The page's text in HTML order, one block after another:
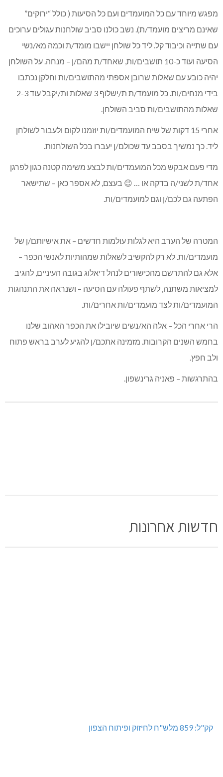
מפגש מיוחד עם כל המועמדים ועם כל הסיעות ( כולל “ירוקים”
שאינם מריצים מועמד/ת). נשב כולנו סביב שולחנות עגולים ערוכים
עם שתייה וכיבוד קל. ליד כל שולחן יישבו מומד/ת וכמה מא/נשי
הסיעה ועוד כ-10 תושבים/ות, שאחד/ת מהם/ן – מנחה. על השולחן
יהיה כובע עם שאלות שרובן אספתי מהתושבים/ות וחלקן נכתבו
בידי מנחים/ות. כל מועמד/ת ת/ישלוף 3 שאלות ות/יקבל עוד 2-3
שאלות מהתושבים/ות סביב השולחן.
אחרי 15 דקות של שיח המועמדים/ות יוזמנו לקום ולעבור לשולחן
ליד. כך נמשיך בסבב עד שכולם/ן יעברו בכל השולחנות.
מדי פעם אבקש מכל המועמדים/ות לבצע משימה קטנה כגון לפרגן
אחד/ת לשני/ה בדקה או … 😉 בעצם, לא אספר כאן – שתישאר
הפתעה גם לכם/ן וגם למועמדים/ות.
המטרה של הערב היא לגלות עולמות חדשים – את אישיותם/ן של
מועמדים/ות. לא רק להקשיב לשאלות שמהותיות לאנשי הכפר –
אלא גם להתרשם מהכישורים לנהל דיאלוג בגובה העיניים, להגיב
למציאות משתנה, לשתף פעולה עם הסיעה – ושנראה את התנהגות
המועמדים/ות לצד מועמדים/ות אחרים/ות.
הרי אחרי הכל – אלה הא/נשים שיובילו את הכפר האהוב שלנו
בחמש השנים הקרובות. מזמינה אתכם/ן להגיע לערב בראש פתוח
ולב חפץ.
בהתרגשות – פאניה גרינשפון.
חדשות אחרונות
קק"ל: 859 מלש"ח לחיזוק ופיתוח הצפון